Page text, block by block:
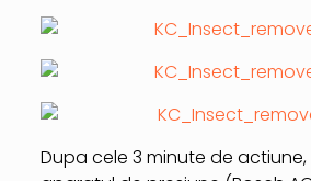
Dupa cele 3 minute de